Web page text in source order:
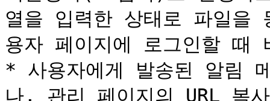
열을 입력한 상태로 파일을
용자 페이지에 로그인할 때
* 사용자에게 발송된 알림
나, 관리 페이지의 URL 복